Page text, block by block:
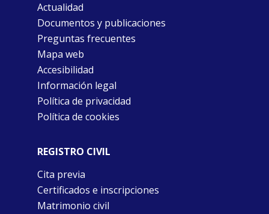
Actualidad
Documentos y publicaciones
Preguntas frecuentes
Mapa web
Accesibilidad
Información legal
Política de privacidad
Política de cookies
REGISTRO CIVIL
Cita previa
Certificados e inscripciones
Matrimonio civil